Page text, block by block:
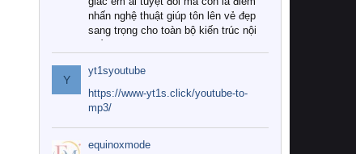
nhấn nghệ thuật giúp tôn lên vẻ đẹp
sang trọng cho toàn bộ kiến trúc nội
Tuy nhiên, giữa thị trường đa dạng
với vô vàn thương hiệu và mẫu mã
như hiện nay, làm thế nào để chọn
được những bộ chăn ga gối đệm cao
cấp thực sự chất lượng, phù hợp với
khí hậu và nhu cầu sử dụng của gia
Y
yt1syoutube
https://www-yt1s.click/youtube-to-
mp3/
equinoxmode